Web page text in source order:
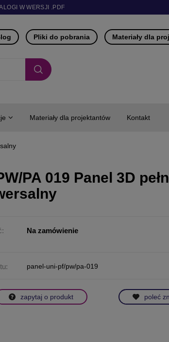
W WERSJI .PDF
Pliki do pobrania Materiały dla
Materiały dla projektantów Kontakt
PA 019 Panel 3D
Na zamówienie
panel-uni-pf/pw/pa-019
zapytaj o produkt poleć